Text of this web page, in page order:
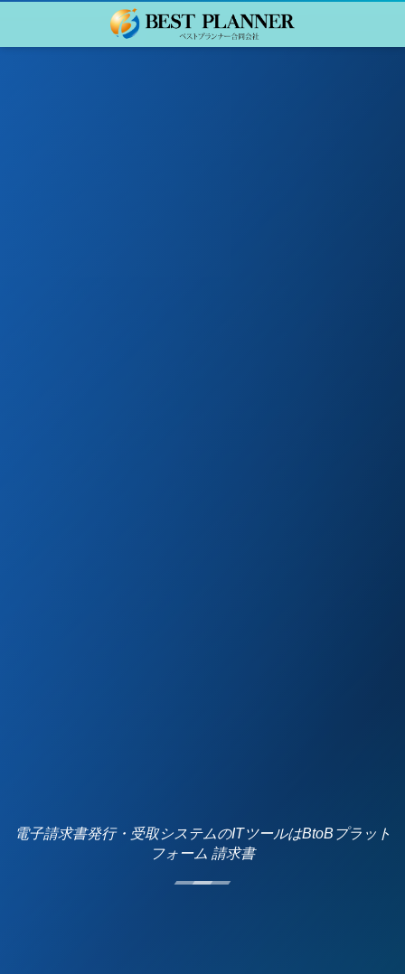
電子請求書発行・受取システムのITツールはBtoBプラット
フォーム 請求書